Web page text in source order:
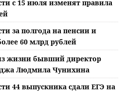
с 15 июля изменят правила
за полгода на пенсии и
60 млрд рублей
жизни бывший директор
Людмила Чунихина
44 выпускника сдали ЕГЭ на